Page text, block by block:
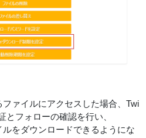
ァイルにアクセスした場合、Twi
とフォローの確認を行い、
をダウンロードできるようにな